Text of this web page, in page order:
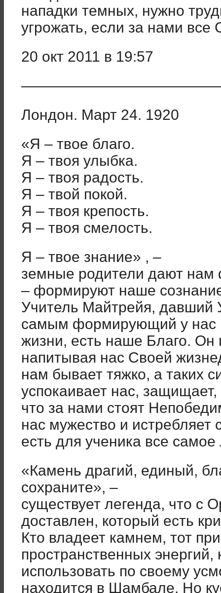
нападки темных, нужно
угрожать, если за нами
20 окт 2011 в 19:57
Лондон. Март 24. 1920
«Я – твое благо.
Я – твоя улыбка.
Я – твоя радость.
Я – твой покой.
Я – твоя крепость.
Я – твоя смелость.
Я – твое знание» , –
земные родители дают нам
– формируют наше
Учитель Майтрейя, давший
самым формирующий у нас
жизни, есть наше Благо. Он
напитывая нас Своей
нам бывает тяжко, а таких
успокаивает нас,
что за нами стоят
нас мужество и истребляет
есть для ученика все
«Камень драгий, единый,
сохраните», –
существует легенда, что с
доставлен, который есть
Кто владеет камнем, тот
пространственных
использовать по своему
находится в Шамбале. Но